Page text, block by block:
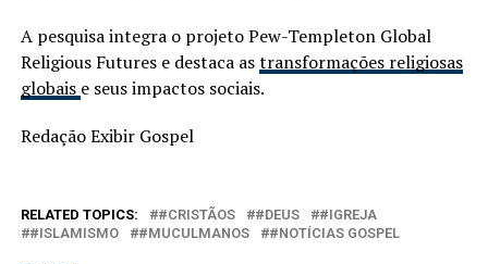
A pesquisa integra o projeto Pew-Templeton Global
Religious Futures e destaca astransformações religiosas
globais e seus impactos sociais.
Redação Exibir Gospel
RELATED TOPICS: #CRISTÃOS #DEUS
#IGREJA
#ISLAMISMO
#MUCULMANOS #NOTÍCIAS GOSPEL